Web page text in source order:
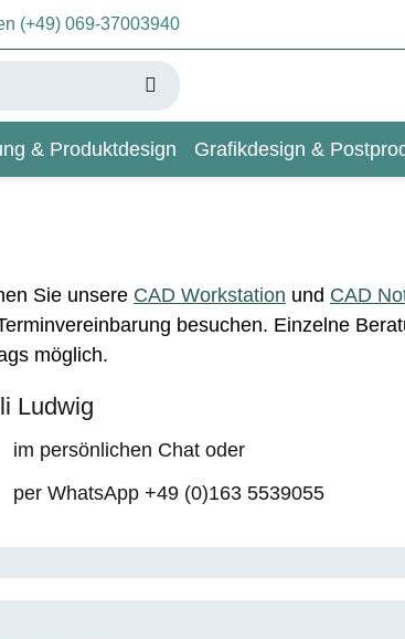
(+49) 069-37003940
& Produktdesign Grafikdesign &
Sie unsere CAD Workstation und CAD
besuchen. Einzelne
möglich.
Ludwig
im persönlichen Chat oder
per WhatsApp +49 (0)163 5539055